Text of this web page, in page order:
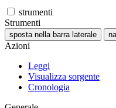
strumenti
Strumenti
sposta nella barra laterale
Azioni
Leggi
Visualizza sorgente
Cronologia